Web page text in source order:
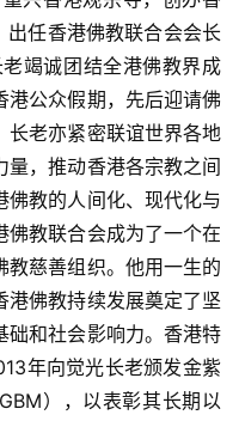
注册任香港佛教联合会会长
竭诚团结全港佛教界成
港公众假期，先后迎请佛
长老亦紧密联谊世界各地
，推动香港各宗教之间
佛教的人间化、现代化与
佛教联合会成为了一个在
教慈善组织。他用一生的
港佛教持续发展奠定了坚
础和社会影响力。香港特
年向觉光长老颁发金紫
），以表彰其长期以